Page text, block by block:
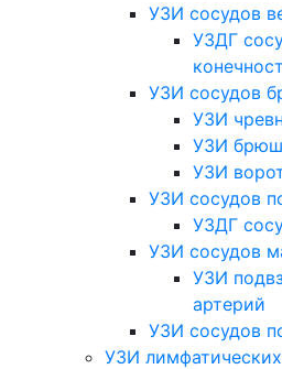
УЗИ сосудов
УЗДГ
УЗИ сосудов
УЗИ
УЗИ
УЗИ
УЗИ сосудов
УЗДГ
УЗИ сосудов
УЗИ
артерий
УЗИ сосудов
УЗИ